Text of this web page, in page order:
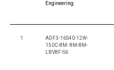
Engineering
1
ADF3-16S40-12W-
150C-8M- 8M-8M-
LBV8F-S6